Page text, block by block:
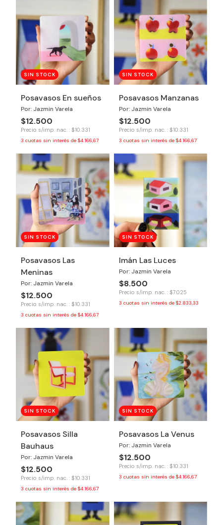
SIN STOCK
Posavasos En sueños
Por: Jazmin Varela
$12.500
Precio s/imp. nac. : $10.331
3 cuotas sin interés de $4.166,67
SIN STOCK
Posavasos Manzanas
Por: Jazmin Varela
$12.500
Precio s/imp. nac. : $10.331
3 cuotas sin interés de $4.166,67
SIN STOCK
Posavasos Las
Meninas
Por: Jazmin Varela
$12.500
Precio s/imp. nac. : $10.331
3 cuotas sin interés de $4.166,67
SIN STOCK
Imán Las Luces
Por: Jazmin Varela
$8.500
Precio s/imp. nac. : $7.025
3 cuotas sin interés de $2.833,33
SIN STOCK
Posavasos Silla
Bauhaus
Por: Jazmin Varela
$12.500
Precio s/imp. nac. : $10.331
3 cuotas sin interés de $4.166,67
SIN STOCK
Posavasos La Venus
Por: Jazmin Varela
$12.500
Precio s/imp. nac. : $10.331
3 cuotas sin interés de $4.166,67